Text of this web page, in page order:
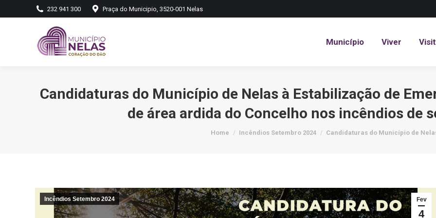
232 941 300 Praça do Municipio, 3520-001 Nelas
Município Viver
Candidaturas do Município de Nelas à Estabilização de
de área ardida do Concelho nos incêndios de
You are here:
Home Incêndios Setembro 2024 Candidaturas do Município de
Fev
4
Incêndios Setembro 2024
Município Viver